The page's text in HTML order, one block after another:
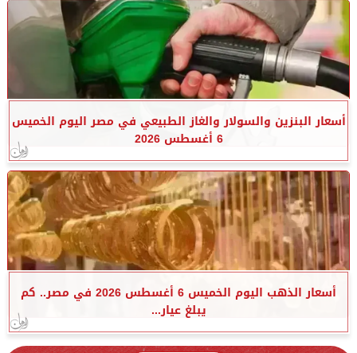
أسعار البنزين والسولار والغاز الطبيعي في مصر اليوم الخميس
6 أغسطس 2026
أسعار الذهب اليوم الخميس 6 أغسطس 2026 في مصر.. كم
يبلغ عيار...